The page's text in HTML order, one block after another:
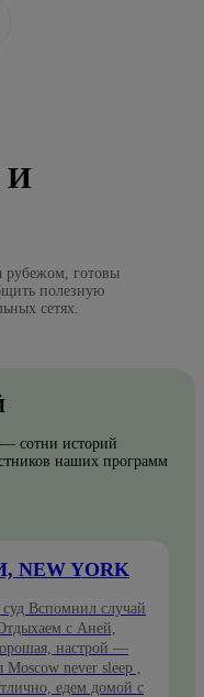
И
рубежом, готовы
полезную
сетях.
— сотни историй
наших программ
YORK
Вспомнил случай
с Аней,
настрой —
never sleep ,
едем домой с